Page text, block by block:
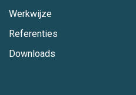
Werkwijze
Referenties
Downloads